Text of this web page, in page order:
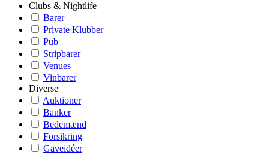
Clubs & Nightlife
Barer
Private Klubber
Pub
Stripbarer
Venues
Vinbarer
Diverse
Auktioner
Banker
Bedemænd
Forsikring
Gaveidéer